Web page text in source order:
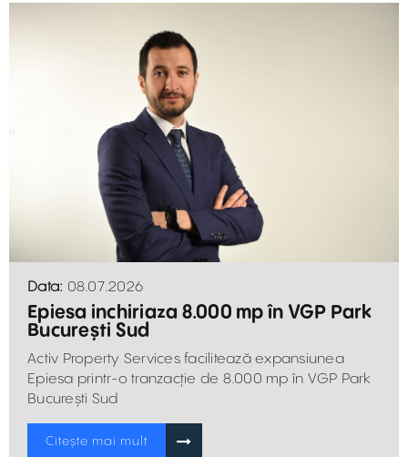
Data: 08.07.2026
Epiesa inchiriaza 8.000 mp în VGP Park
București Sud
Activ Property Services facilitează expansiunea
Epiesa printr-o tranzacție de 8.000 mp în VGP Park
București Sud
Citește mai mult